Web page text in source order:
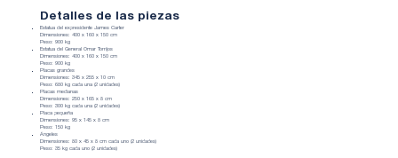
Detalles de las piezas
Estatua del expresidente James Carter
Dimensiones: 400 x 160 x 150 cm
Peso: 900 kg
Estatua del General Omar Torrijos
Dimensiones: 400 x 160 x 150 cm
Peso: 900 kg
Placas grandes
Dimensiones: 345 x 255 x 10 cm
Peso: 680 kg cada una (2 unidades)
Placas medianas
Dimensiones: 250 x 165 x 8 cm
Peso: 300 kg cada una (2 unidades)
Placa pequeña
Dimensiones: 95 x 145 x 8 cm
Peso: 150 kg
Ángeles
Dimensiones: 80 x 45 x 8 cm cada uno (2 unidades)
Peso: 35 kg cada uno (2 unidades)